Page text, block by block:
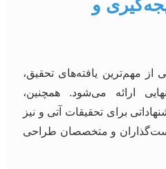
و
مهم‌ترین یافته‌های تحقیق،
ارائه می‌شود. همچنین،
برای تحقیقات آتی و نیز
و متخصصان طراحی